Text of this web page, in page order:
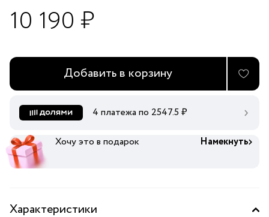
10 190 ₽
Добавить в корзину
4 платежа по 2547.5 ₽
Хочу это в подарок Намекнуть
Характеристики